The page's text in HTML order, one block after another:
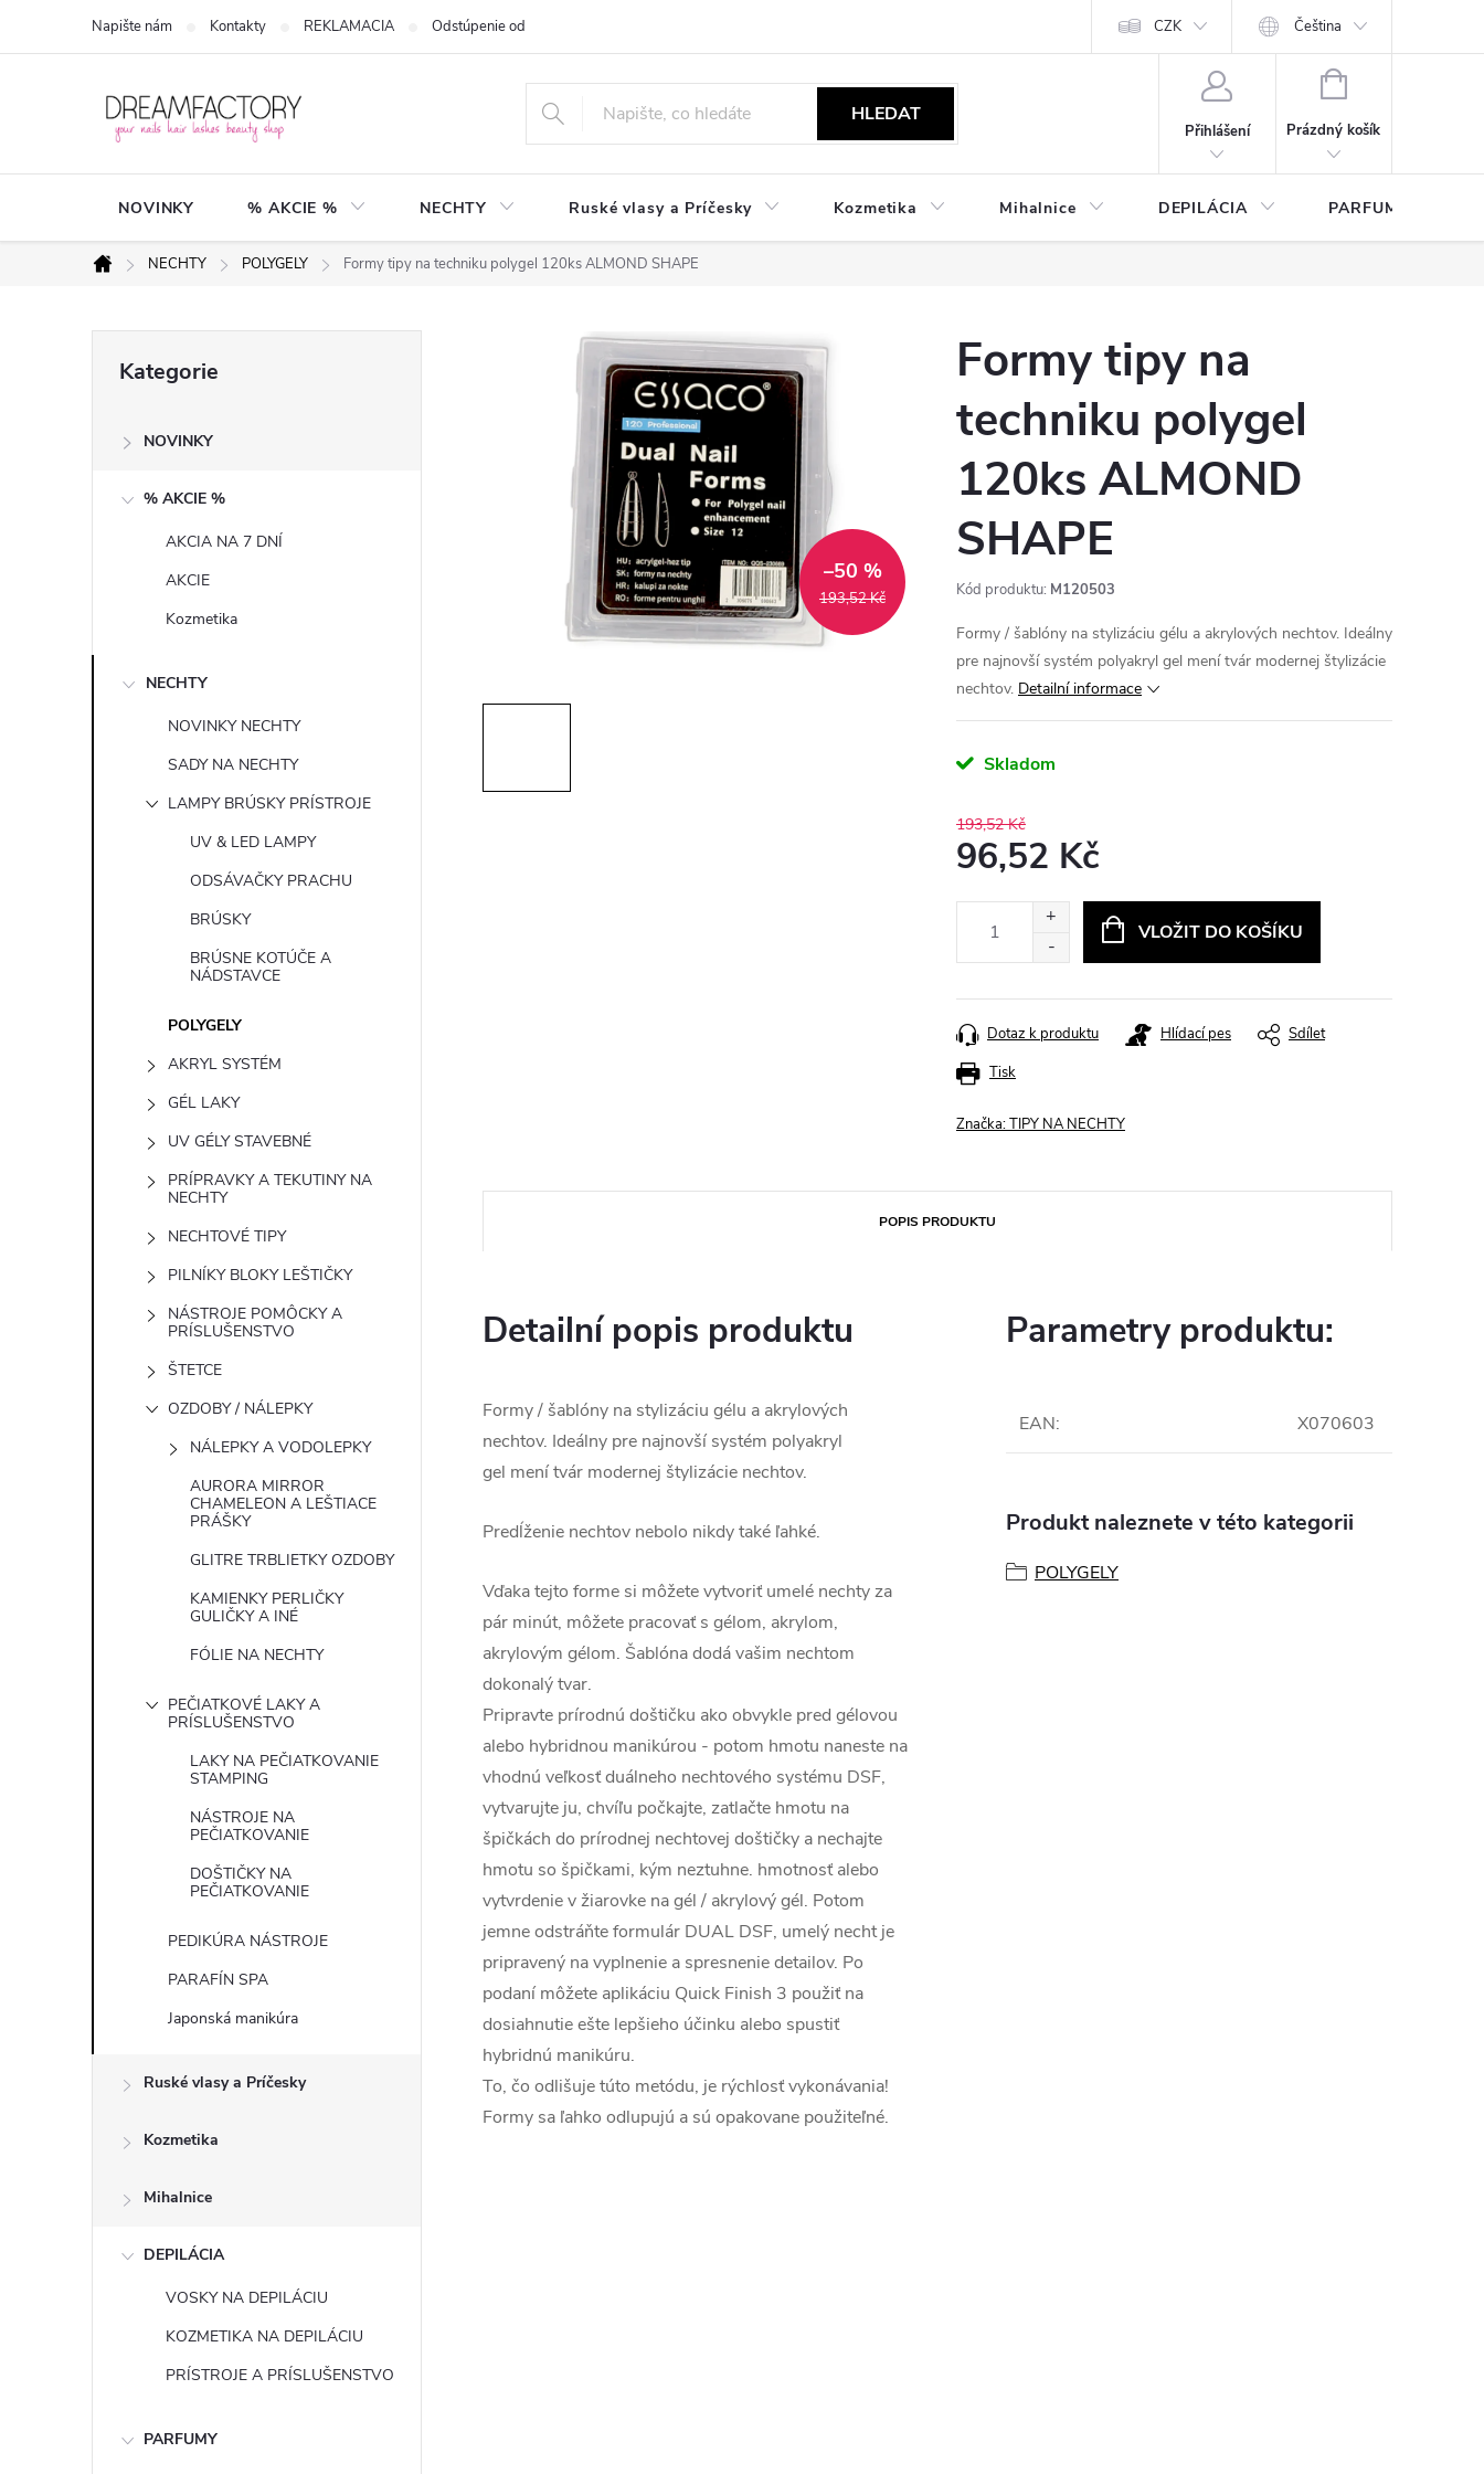
Napište nám Kontakty REKLAMACIA Odstúpenie od zmluvy Podmienky ochrany osobných údajov CZK Čeština
HLEDAT
Přihlášení
NÁKUPNÍ
Prázdný košík
NOVINKY % AKCIE % NECHTY Ruské vlasy a Príčesky Kozmetika Mihalnice DEPILÁCIA PARFUMY
Domů
NECHTY POLYGELY Formy tipy na techniku polygel 120ks ALMOND SHAPE
kategorie
Kategorie
NOVINKY
% AKCIE %
AKCIA NA 7 DNÍ
AKCIE
Kozmetika
NECHTY
NOVINKY NECHTY
SADY NA NECHTY
LAMPY BRÚSKY PRÍSTROJE
UV & LED LAMPY
ODSÁVAČKY PRACHU
BRÚSKY
BRÚSNE KOTÚČE A
NÁDSTAVCE
POLYGELY
AKRYL SYSTÉM
GÉL LAKY
UV GÉLY STAVEBNÉ
PRÍPRAVKY A TEKUTINY NA
NECHTY
NECHTOVÉ TIPY
PILNÍKY BLOKY LEŠTIČKY
NÁSTROJE POMÔCKY A
PRÍSLUŠENSTVO
ŠTETCE
OZDOBY / NÁLEPKY
NÁLEPKY A VODOLEPKY
AURORA MIRROR
CHAMELEON A LEŠTIACE
PRÁŠKY
GLITRE TRBLIETKY OZDOBY
KAMIENKY PERLIČKY
GULIČKY A INÉ
FÓLIE NA NECHTY
PEČIATKOVÉ LAKY A
PRÍSLUŠENSTVO
LAKY NA PEČIATKOVANIE
STAMPING
NÁSTROJE NA
PEČIATKOVANIE
DOŠTIČKY NA
PEČIATKOVANIE
PEDIKÚRA NÁSTROJE
PARAFÍN SPA
Japonská manikúra
Ruské vlasy a Príčesky
Kozmetika
Mihalnice
DEPILÁCIA
VOSKY NA DEPILÁCIU
KOZMETIKA NA DEPILÁCIU
PRÍSTROJE A PRÍSLUŠENSTVO
PARFUMY
193,52 Kč
–50 %
Formy tipy na
techniku polygel
120ks ALMOND
SHAPE
Kód produktu: M120503
Formy / šablóny na stylizáciu gélu a akrylových nechtov. Ideálny
pre najnovší systém polyakryl gel mení tvár modernej štylizácie
nechtov. Detailní informace
Skladom
193,52 Kč
96,52 Kč
VLOŽIT DO KOŠÍKU
Tisk
Dotaz k produktu Hlídací pes Sdílet
Značka:TIPY NA NECHTY
POPIS PRODUKTU
Detailní popis produktu
Formy / šablóny na stylizáciu gélu a akrylových
nechtov. Ideálny pre najnovší systém polyakryl
gel mení tvár modernej štylizácie nechtov.
Predĺženie nechtov nebolo nikdy také ľahké.
Vďaka tejto forme si môžete vytvoriť umelé nechty za
pár minút, môžete pracovať s gélom, akrylom,
akrylovým gélom. Šablóna dodá vašim nechtom
dokonalý tvar.
Pripravte prírodnú doštičku ako obvykle pred gélovou
alebo hybridnou manikúrou - potom hmotu naneste na
vhodnú veľkosť duálneho nechtového systému DSF,
vytvarujte ju, chvíľu počkajte, zatlačte hmotu na
špičkách do prírodnej nechtovej doštičky a nechajte
hmotu so špičkami, kým neztuhne. hmotnosť alebo
vytvrdenie v žiarovke na gél / akrylový gél. Potom
jemne odstráňte formulár DUAL DSF, umelý necht je
pripravený na vyplnenie a spresnenie detailov. Po
podaní môžete aplikáciu Quick Finish 3 použiť na
dosiahnutie ešte lepšieho účinku alebo spustiť
hybridnú manikúru.
To, čo odlišuje túto metódu, je rýchlosť vykonávania!
Formy sa ľahko odlupujú a sú opakovane použiteľné.
Parametry produktu:
EAN: X070603
Produkt naleznete v této kategorii
POLYGELY